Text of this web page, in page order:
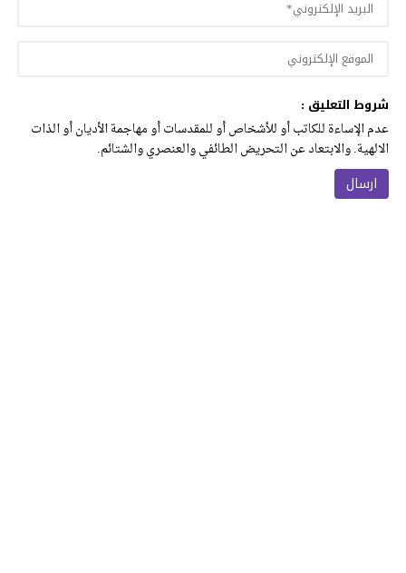
شروط التعليق :
عدم الإساءة للكاتب أو للأشخاص أو للمقدسات أو مهاجمة الأديان أو الذات
الالهية. والابتعاد عن التحريض الطائفي والعنصري والشتائم.